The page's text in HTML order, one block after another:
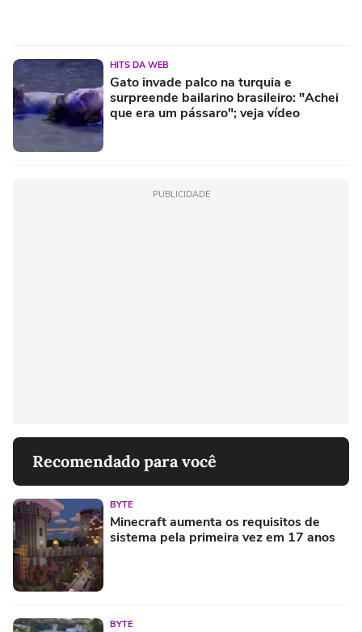
HITS DA WEB
Gato invade palco na turquia e
surpreende bailarino brasileiro: "Achei
que era um pássaro"; veja vídeo
PUBLICIDADE
Recomendado para você
BYTE
Minecraft aumenta os requisitos de
sistema pela primeira vez em 17 anos
BYTE